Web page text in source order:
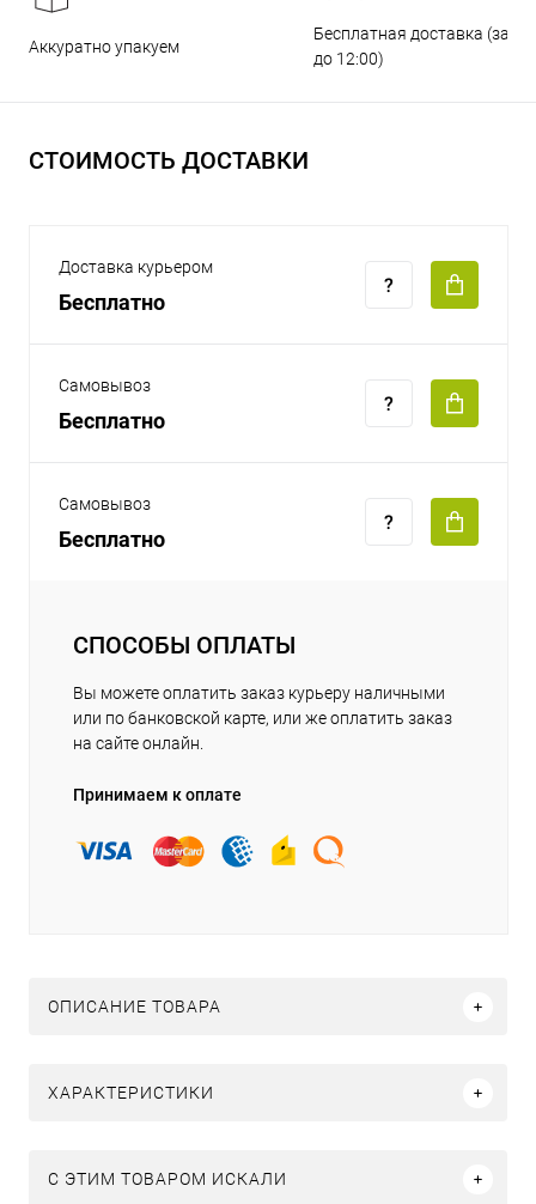
Аккуратно упакуем
Бесплатная доставка
до 12:00)
СТОИМОСТЬ ДОСТАВКИ
Доставка курьером
Бесплатно
Самовывоз
Бесплатно
Самовывоз
Бесплатно
СПОСОБЫ ОПЛАТЫ
Вы можете оплатить заказ курьеру наличными
или по банковской карте, или же оплатить заказ
на сайте онлайн.
Принимаем к оплате
ОПИСАНИЕ ТОВАРА
ХАРАКТЕРИСТИКИ
C ЭТИМ ТОВАРОМ ИСКАЛИ